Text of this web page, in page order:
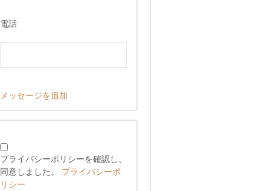
電話
メッセージを追加
プライバシーポリシーを確認し、
同意しました。 プライバシーポ
リシー